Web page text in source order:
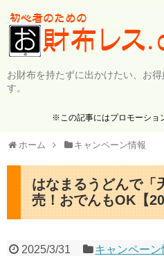
お財布を持たずに出かけたい、お
す。
※この記事にはプロモーショ
ホーム キャンペーン情報
はなまるうどんで「
売！おでんもOK【
2025/3/31 キャンペーン